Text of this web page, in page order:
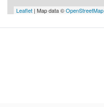
Leaflet | Map data ©OpenStreetMap